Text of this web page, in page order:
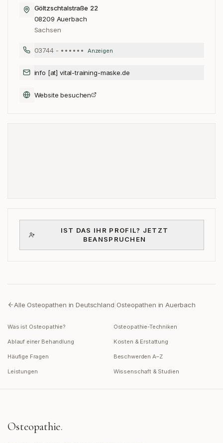
Göltzschtalstraße 22
08209 Auerbach
Sachsen
03744 - •••••• Anzeigen
info [at] vital-training-maske.de
Website besuchen
IST DAS IHR PROFIL? JETZT
BEANSPRUCHEN
Alle Osteopathen in Deutschland Osteopathen inAuerbach
Was ist Osteopathie? Osteopathie-Techniken
Ablauf einer Behandlung Kosten & Erstattung
Häufige Fragen Beschwerden A–Z
Leistungen Wissenschaft & Studien
Osteopathie.